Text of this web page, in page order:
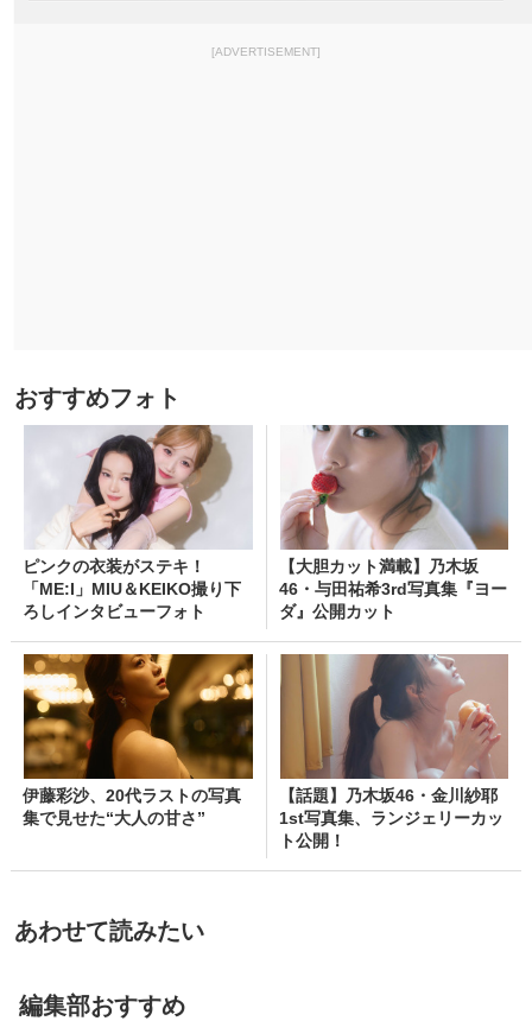
[ADVERTISEMENT]
おすすめフォト
ピンクの衣装がステキ！
「ME:I」MIU＆KEIKO撮り下
ろしインタビューフォト
【大胆カット満載】乃木坂
46・与田祐希3rd写真集『ヨー
ダ』公開カット
伊藤彩沙、20代ラストの写真
集で見せた“大人の甘さ”
【話題】乃木坂46・金川紗耶
1st写真集、ランジェリーカッ
ト公開！
あわせて読みたい
編集部おすすめ